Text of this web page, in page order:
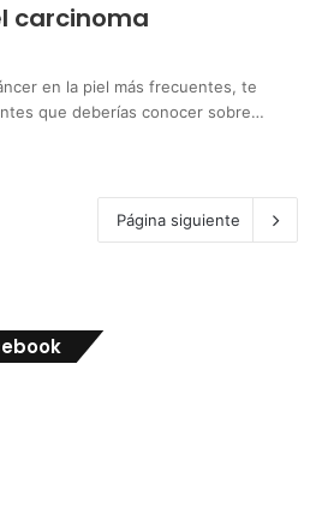
carcinoma
en la piel más frecuentes, te
que deberías conocer sobre…
Página siguiente